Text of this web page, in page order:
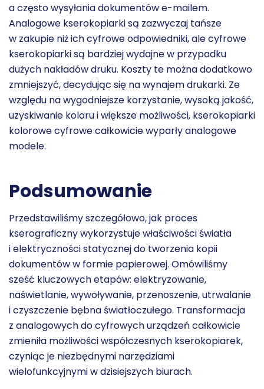
a często wysyłania dokumentów e-mailem.
Analogowe kserokopiarki są zazwyczaj tańsze
w zakupie niż ich cyfrowe odpowiedniki, ale cyfrowe
kserokopiarki są bardziej wydajne w przypadku
dużych nakładów druku. Koszty te można dodatkowo
zmniejszyć, decydując się nawynajem drukarki. Ze
względu na wygodniejsze korzystanie, wysoką jakość,
uzyskiwanie koloru i większe możliwości, kserokopiarki
kolorowecyfrowe całkowicie wyparły analogowe
modele.
Podsumowanie
Przedstawiliśmy szczegółowo, jak proces
kserograficzny wykorzystuje właściwości światła
i elektryczności statycznej do tworzenia kopii
dokumentów w formie papierowej. Omówiliśmy
sześć kluczowych etapów: elektryzowanie,
naświetlanie, wywoływanie, przenoszenie, utrwalanie
i czyszczenie bębna światłoczułego. Transformacja
z analogowych do cyfrowych urządzeń całkowicie
zmieniła możliwości współczesnych kserokopiarek,
czyniąc je niezbędnymi narzędziami
wielofunkcyjnymi w dzisiejszych biurach.